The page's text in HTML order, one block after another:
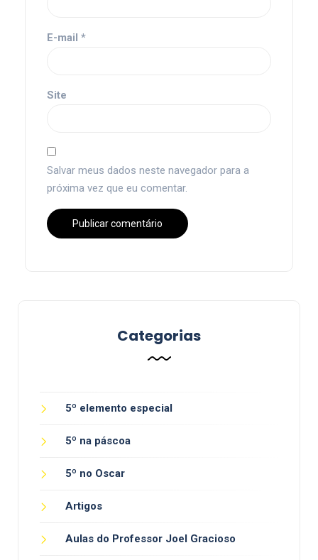
E-mail *
Site
Salvar meus dados neste navegador para a
próxima vez que eu comentar.
Categorias
5º elemento especial
5º na páscoa
5º no Oscar
Artigos
Aulas do Professor Joel Gracioso